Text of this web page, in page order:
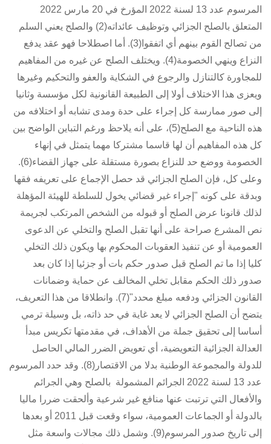
المرسوم عدد 13 لسنة 2022 المؤرخ في 20 مارس 2022
المتعلق بالصلح الجزائي وتوظيف عائداته
(2) والصلح يعني السلم
من تصالح القوم بينهم أي اتفقوا(3). أما اصطلاحا فهو عقد يدفع
النزاع وينهي الخصومة(4). ويختلف الصلح عن غيره من المفاهيم
للمجاورة كالتنازل والرجوع في الشكاية والعفو والتحكيم وغيرها
ويعزى هذا الاختلاف أولا إلى الطبيعة القانونية لكل مؤسسة وثانيا
إلى صور ممارسة كل إجراء على حدة ومدى تشابه أو اختلافه من
هذه الناحية مع الصلح(5)، على أنه يلاحظ ورغم التباين الواضح بين
كل هذه المفاهيم أن لها قاسما مشتركا مهما يتمثل في إنهاء
الخصومة ووضع حد للنزاع بصورة مستقلة على جهاز القضاء(6).
وعلى كل، فإن الصلح الجزائي قد حصل الإجماع على تعريفه فقها
وبدقة على كونه "إجراء غير قضائي يخول للسلطة للهيئة المؤهلة
لذلك قانونا عرض الصلح أو قبوله من الشخص المرتكب لجريمة
نص المشرع صراحة على أنها تقبل الصلح والتخلي عن الدعوى
العمومية أو عن تنفيذ العقوبات المحكوم بها ويكون ذلك التخلي
كليا إذا ما تم الصلح قبل صدور حكم بات أو جزئيا إذا كان بعد
صدور ذلك الحكم مقابل تخلي المخالف عن حماية وضمانات
القانون الجزائي ودفعه مبلغ محدد"(7). وانطلاقا من هذا التعريف،
يتضح أن الصلح الجزائي لا يعد غاية في حد ذاته، بل وسيلة ترمي
أساسا إلى تحقيق جملة من الأهداف، في مقدمتها تكريس مبدأ
العدالة الجزائية التعويضية، أي تعويض الضرر المالي الحاصل
للدولة والمجموعة الوطنية بدلا من الاقتصار(8). وقد حدد
المرسوم
عدد 13 لسنة 2022
الجرائم المشمولة بالصلح وهي الجرائم
والأفعال التي ترتبت عنها منافع غير شرعية وألحقت ضررا ماليا
بالدولة أو الجماعات العمومية، سواء وقعت قبل 2011 أو بعدها
إلى تاريخ صدور المرسوم(9). وشمل ذلك مجالات واسعة مثل